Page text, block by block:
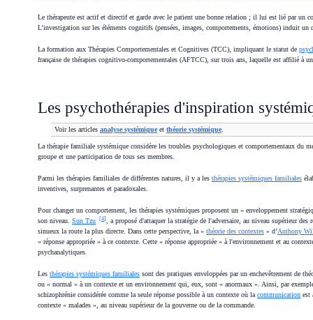
Le thérapeute est actif et directif et garde avec le patient une bonne relation ; il lui est lié par un
L’investigation sur les éléments cognitifs (pensées, images, comportements, émotions) induit un
La formation aux Thérapies Comportementales et Cognitives (TCC), impliquant le statut de
française de thérapies cognitivo-comportementales (AFTCC), sur trois ans, laquelle est affilié à
Les psychothérapies d'inspiration
Voir les articles analyse systémiqueet théorie systémique.
La thérapie familiale systémique considère les troubles psychologiques et comportementaux
groupe et une participation de tous ses membres.
Parmi les thérapies familiales de différentes natures, il y a les thérapies systémiques familiales
inventives, surprenantes et paradoxales.
Pour changer un comportement, les thérapies systémiques proposent un « enveloppement
son niveau. Sun Tzu [4]
, a proposé d'attaquer la stratégie de l'adversaire, au niveau supérieur
sinueux la route la plus directe. Dans cette perspective, la « théorie des contextes » d’Anthony
« réponse appropriée » à ce contexte. Cette « réponse appropriée » à l'environnement et au
psychanalytiques.
Les thérapies systémiques familiales sont des pratiques enveloppées par un enchevêtrement de
ou « normal » à un contexte et un environnement qui, eux, sont « anormaux ». Ainsi, par
schizophrénie considérée comme la seule réponse possible à un contexte où la communication est
contexte « malades », au niveau supérieur de la gouverne ou de la commande.